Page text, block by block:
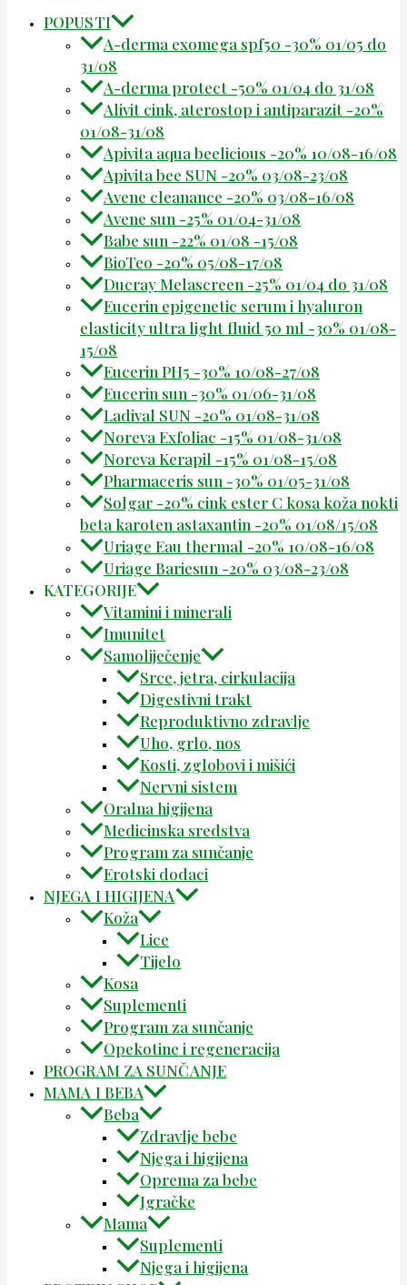
POPUSTI
A-derma exomega spf50 -30% 01/05 do
31/08
A-derma protect -50% 01/04 do 31/08
Alivit cink, aterostop i antiparazit -20%
01/08-31/08
Apivita aqua beelicious -20% 10/08-16/08
Apivita bee SUN -20% 03/08-23/08
Avene cleanance -20% 03/08-16/08
Avene sun -25% 01/04-31/08
Babe sun -22% 01/08 -15/08
BioTeo -20% 05/08-17/08
Ducray Melascreen -25% 01/04 do 31/08
Eucerin epigenetic serum i hyaluron
elasticity ultra light fluid 50 ml -30% 01/08-
15/08
Eucerin PH5 -30% 10/08-27/08
Eucerin sun -30% 01/06-31/08
Ladival SUN -20% 01/08-31/08
Noreva Exfoliac -15% 01/08-31/08
Noreva Kerapil -15% 01/08-15/08
Pharmaceris sun -30% 01/05-31/08
Solgar -20% cink ester C kosa koža nokti
beta karoten astaxantin -20% 01/08/15/08
Uriage Eau thermal -20% 10/08-16/08
Uriage Bariesun -20% 03/08-23/08
KATEGORIJE
Vitamini i minerali
Imunitet
Samoliječenje
Srce, jetra, cirkulacija
Digestivni trakt
Reproduktivno zdravlje
Uho, grlo, nos
Kosti, zglobovi i mišići
Nervni sistem
Oralna higijena
Medicinska sredstva
Program za sunčanje
Erotski dodaci
NJEGA I HIGIJENA
Koža
Lice
Tijelo
Kosa
Suplementi
Program za sunčanje
Opekotine i regeneracija
PROGRAM ZA SUNČANJE
MAMA I BEBA
Beba
Zdravlje bebe
Njega i higijena
Oprema za bebe
Igračke
Mama
Suplementi
Njega i higijena